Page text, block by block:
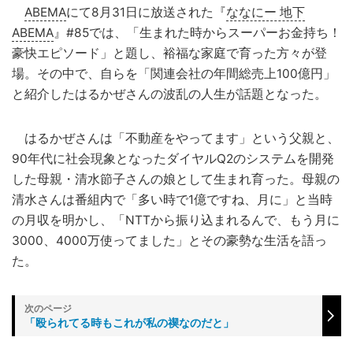
ABEMAにて8月31日に放送された『ななにー 地下
ABEMA』#85では、「生まれた時からスーパーお金持ち！
豪快エピソード」と題し、裕福な家庭で育った方々が登
場。その中で、自らを「関連会社の年間総売上100億円」
と紹介したはるかぜさんの波乱の人生が話題となった。
はるかぜさんは「不動産をやってます」という父親と、
90年代に社会現象となったダイヤルQ2のシステムを開発
した母親・清水節子さんの娘として生まれ育った。母親の
清水さんは番組内で「多い時で1億ですね、月に」と当時
の月収を明かし、「NTTから振り込まれるんで、もう月に
3000、4000万使ってました」とその豪勢な生活を語っ
た。
「殴られてる時もこれが私の禊なのだと」